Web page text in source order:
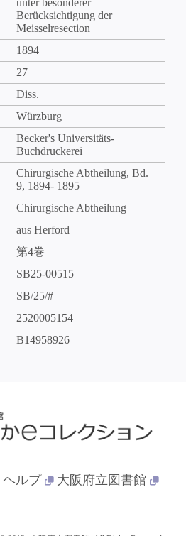
Berücksichtigung der
Meisselresection
1894
27
Diss.
Würzburg
Becker's Universitäts-
Buchdruckerei
Chirurgische Abtheilung, Bd.
9, 1894- 1895
Chirurgische Abtheilung
aus Herford
第4巻
SB25-00515
SB/25/#
2520005154
B14958926
ヘルプ 大阪府立図書館